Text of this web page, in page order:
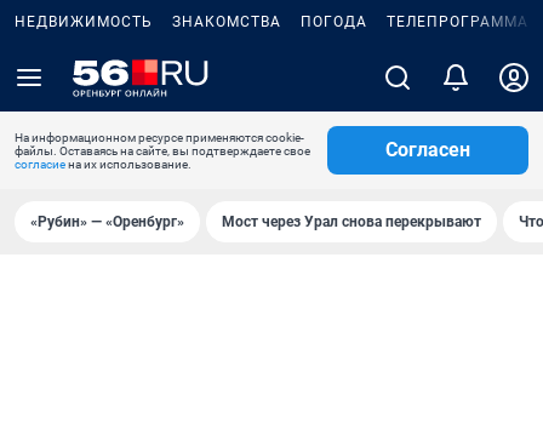
НЕДВИЖИМОСТЬ ЗНАКОМСТВА ПОГОДА ТЕЛЕПРОГРАММА
На информационном ресурсе применяются cookie-
файлы. Оставаясь на сайте, вы подтверждаете свое
согласиена их использование.
Согласен
«Рубин» — «Оренбург» Мост через Урал снова перекрывают